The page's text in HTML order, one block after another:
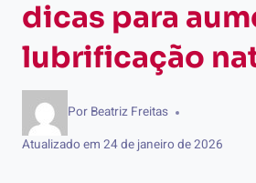
dicas para
lubrificação
Por Beatriz Freitas
Atualizado em 24 de janeiro de 2026